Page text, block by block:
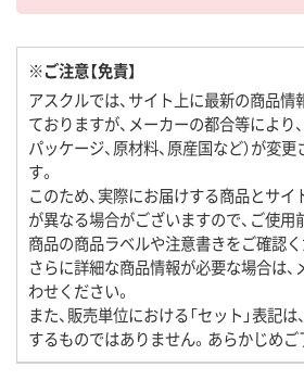
※ご注意【免責】
アスクルでは、サイト上に最新の商品
ておりますが、メーカーの都合等により、
パッケージ、原材料、原産国など）が変
す。
このため、実際にお届けする商品とサ
が異なる場合がございますので、ご使
商品の商品ラベルや注意書きをご確認く
さらに詳細な商品情報が必要な場合は
わせください。
また、販売単位における「セット」表記
するものではありません。あらかじめご